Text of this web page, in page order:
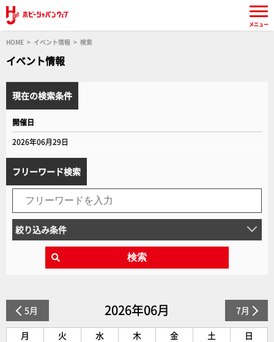
HOME イベント情報 検索
イベント情報
現在の検索条件
開催日
2026年06月29日
フリーワード検索
絞り込み条件
検索
5月 2026年06月 7月
月 火 水 木 金 土
日
メニュー